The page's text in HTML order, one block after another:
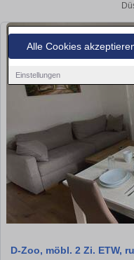
Alle Cookies
Einstellungen
D-Zoo, möbl. 2 Zi. ETW,